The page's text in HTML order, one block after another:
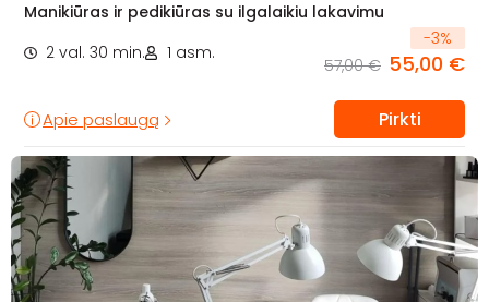
Manikiūras ir pedikiūras su ilgalaikiu lakavimu
2 val. 30 min.
1 asm.
-3%
57,00 € 55,00 €
Apie paslaugą Pirkti